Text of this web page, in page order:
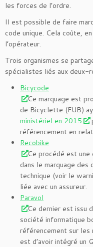
les forces de l’ordre.
Il est possible de faire
code unique. Cela coûte,
l’opérateur.
Trois organismes se
spécialistes liés aux deux-
Bicycode
Ce marquage est
de Bicyclette (FUB)
ministériel en 2015
référencement en
Recobike
Ce procédé est une
dans le marquage des
technique (voir le
liée avec un assureur.
Paravol
Ce dernier est issu
société informatique
référencement sur les
est d’avoir intégré un